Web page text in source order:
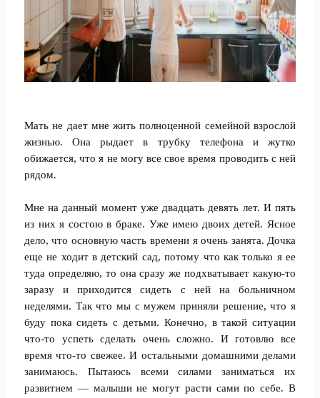
Мать не дает мне жить полноценной семейной взрослой
жизнью. Она рыдает в трубку телефона и жутко
обижается, что я не могу все свое время проводить с ней
рядом.
Мне на данный момент уже двадцать девять лет. И пять
из них я состою в браке. Уже имею двоих детей. Ясное
дело, что основную часть времени я очень занята. Дочка
еще не ходит в детский сад, потому что как только я ее
туда определяю, то она сразу же подхватывает какую-то
заразу и приходится сидеть с ней на больничном
неделями. Так что мы с мужем приняли решение, что я
буду пока сидеть с детьми. Конечно, в такой ситуации
что-то успеть сделать очень сложно. И готовлю все
время что-то свежее. И остальными домашними делами
занимаюсь. Пытаюсь всеми силами заниматься их
развитием — малыши не могут расти сами по себе. В